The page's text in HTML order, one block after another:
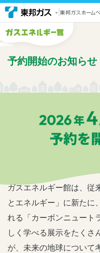
予約開始のお知らせ
ガスエネルギー館は、従
とエネルギー」に新たに
れる「カーボンニュート
しく学べる展示をたくさ
が、未来の地球について